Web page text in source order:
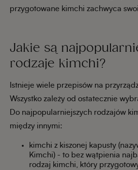
przygotowane kimchi zachwyca
Jakie są
rodzaje kimchi?
Istnieje wiele przepisów na
Wszystko zależy od ostatecznie
Do najpopularniejszych rodzajów
między innymi:
kimchi z kiszonej kapusty
Kimchi) - to bez wątpienia
rodzaj kimchi, który